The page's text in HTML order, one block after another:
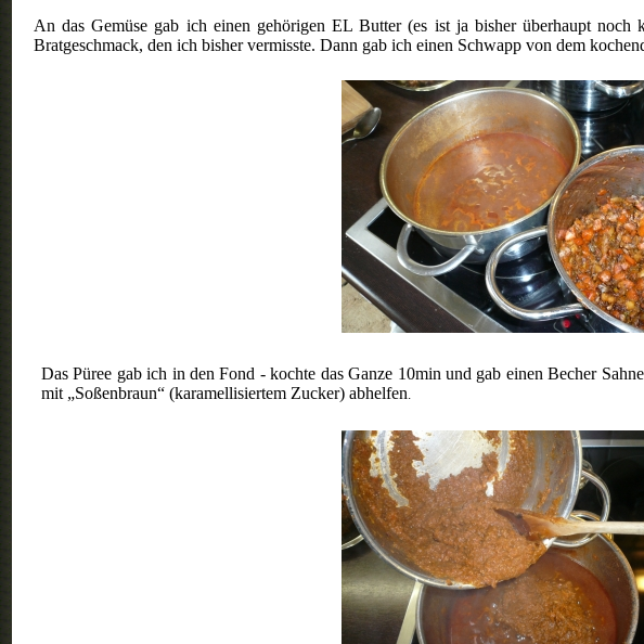
An das Gemüse gab ich einen gehörigen EL Butter (es ist ja bisher überhaupt
Bratgeschmack, den ich bisher vermisste. Dann gab ich einen Schwapp von dem
Das Püree gab ich in den Fond - kochte das Ganze 10min und gab einen Becher
mit „Soßenbraun“ (karamellisiertem Zucker) abhelfen.